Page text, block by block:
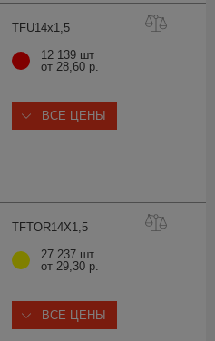
TFU14x1,5
12 139 шт
от 28,60 р.
ВСЕ ЦЕНЫ
TFTOR14X1,5
27 237 шт
от 29,30 р.
ВСЕ ЦЕНЫ